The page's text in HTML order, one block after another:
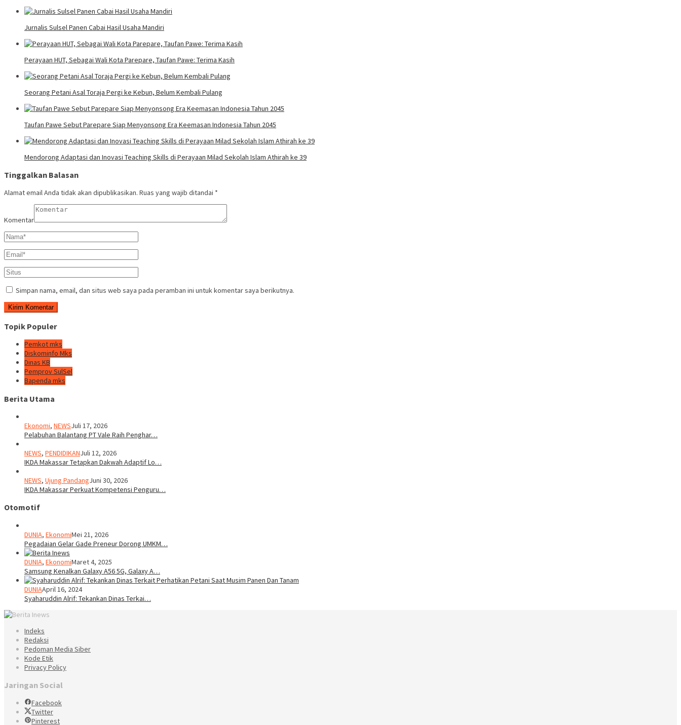
Jurnalis Sulsel Panen Cabai Hasil Usaha Mandiri
Perayaan HUT, Sebagai Wali Kota Parepare, Taufan Pawe: Terima Kasih
Seorang Petani Asal Toraja Pergi ke Kebun, Belum Kembali Pulang
Taufan Pawe Sebut Parepare Siap Menyonsong Era Keemasan Indonesia Tahun 2045
Mendorong Adaptasi dan Inovasi Teaching Skills di Perayaan Milad Sekolah Islam Athirah ke 39
Tinggalkan Balasan
Alamat email Anda tidak akan dipublikasikan. Ruas yang wajib ditandai *
Komentar
Simpan nama, email, dan situs web saya pada peramban ini untuk komentar saya berikutnya.
Topik Populer
Pemkot mks
Diskominfo Mks
Dinas KB
Pemprov SulSel
Bapenda mks
Berita Utama
Ekonomi, NEWSJuli 17, 2026
Pelabuhan Balantang PT Vale Raih Penghar…
NEWS, PENDIDIKANJuli 12, 2026
IKDA Makassar Tetapkan Dakwah Adaptif Lo…
NEWS, Ujung PandangJuni 30, 2026
IKDA Makassar Perkuat Kompetensi Penguru…
Otomotif
DUNIA, EkonomiMei 21, 2026
Pegadaian Gelar Gade Preneur Dorong UMKM…
DUNIA, EkonomiMaret 4, 2025
Samsung Kenalkan Galaxy A56 5G, Galaxy A…
DUNIAApril 16, 2024
Syaharuddin Alrif: Tekankan Dinas Terkai…
Indeks
Redaksi
Pedoman Media Siber
Kode Etik
Privacy Policy
Jaringan Social
Facebook
Twitter
Pinterest